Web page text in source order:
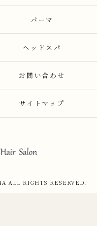
パーマ
ヘッドスパ
お問い合わせ
サイトマップ
ALL RIGHTS RESERVED.